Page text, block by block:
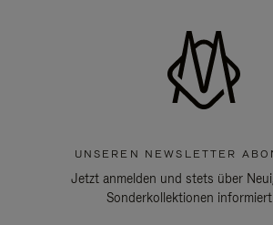
UNSEREN NEWSLETTER
Jetzt anmelden und stets über
Sonderkollektionen